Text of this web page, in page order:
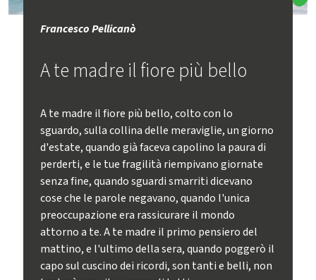
Francesco Pellicanò
A te madre il fiore più bello
A te madre il fiore più bello, colto con lo
sguardo, sulla collina delle meraviglie, un giorno
d'estate, quando già faceva capolino la paura di
perderti, e le tue fragilità riempivano giornate
senza fine, quando sguardi smarriti dicevano
cose che le parole negavano, quando l'unica
preoccupazione era rassicurare il mondo
attorno a te. A te madre il primo pensiero del
mattino, e l'ultimo della sera, quando poggerò il
capo sul cuscino dei ricordi, son tanti e belli, non